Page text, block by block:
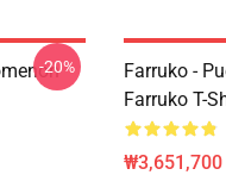
-20%
Farruko -
Farruko T-